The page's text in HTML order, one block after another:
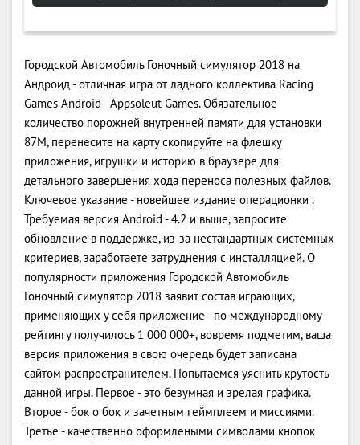
Городской Aвтомобиль Гоночный симулятор 2018 на
Андроид - отличная игра от ладного коллектива Racing
Games Android - Appsoleut Games. Обязательное
количество порожней внутренней памяти для установки
87M, перенесите на карту скопируйте на флешку
приложения, игрушки и историю в браузере для
детального завершения хода переноса полезных файлов.
Ключевое указание - новейшее издание операционки .
Требуемая версия Android - 4.2 и выше, запросите
обновление в поддержке, из-за нестандартных системных
критериев, заработаете затруднения с инсталляцией. О
популярности приложения Городской Aвтомобиль
Гоночный симулятор 2018 заявит состав играющих,
применяющих у себя приложение - по международному
рейтингу получилось 1 000 000+, вовремя подметим, ваша
версия приложения в свою очередь будет записана
сайтом распространителем. Попытаемся уяснить крутость
данной игры. Первое - это безумная и зрелая графика.
Второе - бок о бок и зачетным геймплеем и миссиями.
Третье - качественно оформлеными символами кнопок